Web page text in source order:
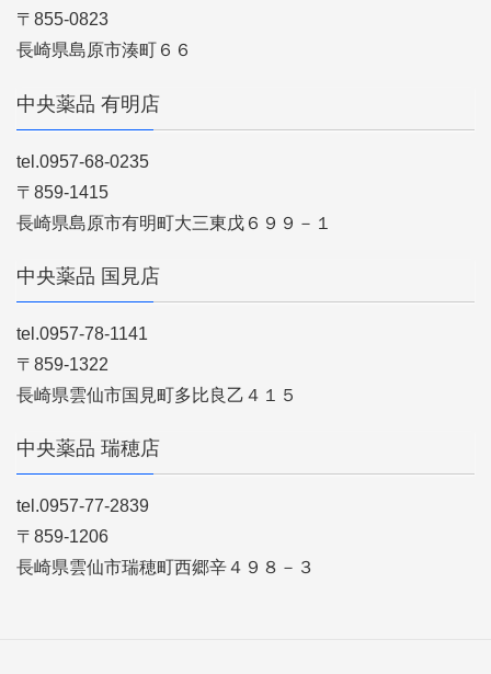
〒855-0823
長崎県島原市湊町６６
中央薬品 有明店
tel.0957-68-0235
〒859-1415
長崎県島原市有明町大三東戊６９９－１
中央薬品 国見店
tel.0957-78-1141
〒859-1322
長崎県雲仙市国見町多比良乙４１５
中央薬品 瑞穂店
tel.0957-77-2839
〒859-1206
長崎県雲仙市瑞穂町西郷辛４９８－３